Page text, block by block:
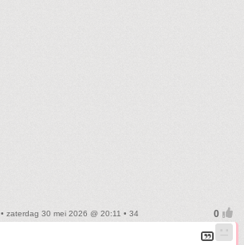
• zaterdag 30 mei 2026 @ 20:11 • 34